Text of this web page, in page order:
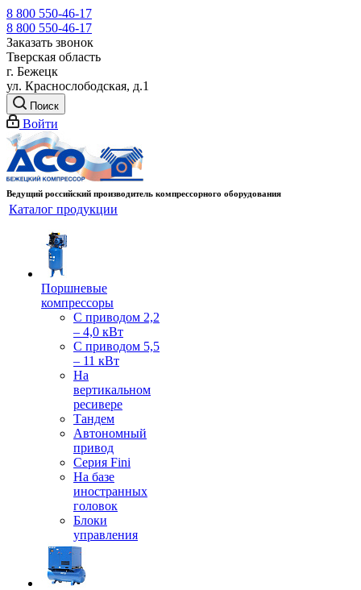
8 800 550-46-17
8 800 550-46-17
Заказать звонок
Тверская область
г. Бежецк
ул. Краснослободская, д.1
Поиск
Войти
Ведущий российский производитель компрессорного оборудования
Каталог продукции
Поршневые
компрессоры
С приводом 2,2
– 4,0 кВт
С приводом 5,5
– 11 кВт
На
вертикальном
ресивере
Тандем
Автономный
привод
Серия Fini
На базе
иностранных
головок
Блоки
управления